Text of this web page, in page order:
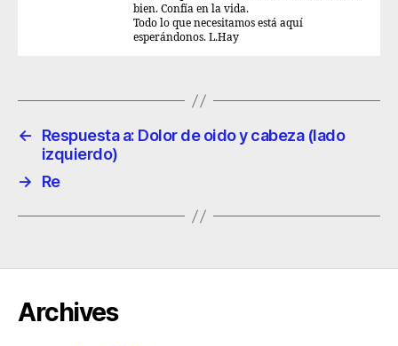
bien. Confía en la vida.
Todo lo que necesitamos está aquí
esperándonos. L.Hay
←
Respuesta a: Dolor de oido y cabeza (lado
izquierdo)
→
Re
Archives